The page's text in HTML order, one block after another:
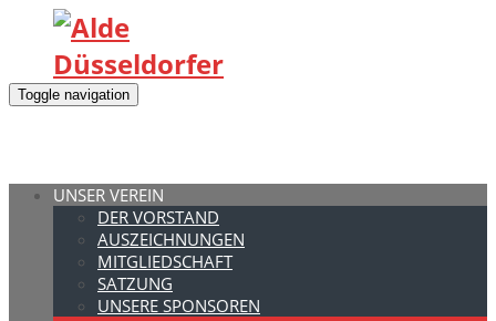
Toggle navigation
UNSER VEREIN
DER VORSTAND
AUSZEICHNUNGEN
MITGLIEDSCHAFT
SATZUNG
UNSERE SPONSOREN